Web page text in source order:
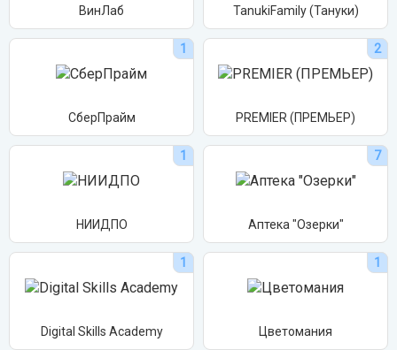
ВинЛаб TanukiFamily (Тануки)
1
СберПрайм
2
PREMIER (ПРЕМЬЕР)
1
НИИДПО
7
Аптека "Озерки"
1
Digital Skills Academy
1
Цветомания